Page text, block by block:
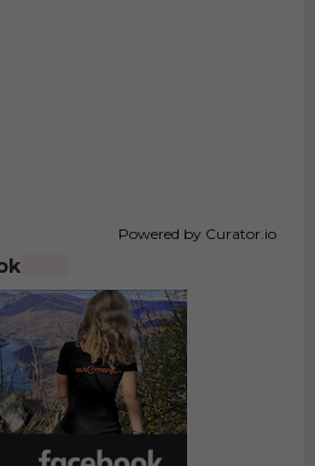
Powered by Curator.io